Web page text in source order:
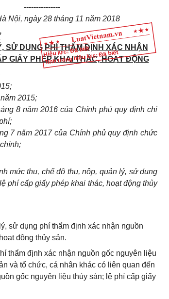
Hiệu lực: Đã biết
Tình trạng hiệu lực: Đã biết
---------------
Nội, ngày 28 tháng 11 năm 2018
SỬ DỤNG PHÍ THẨM ĐỊNH XÁC NHẬN
GIẤY PHÉP KHAI THÁC, HOẠT ĐỘNG
2015;
8 năm 2016 của Chính phủ quy định chi
7 năm 2017 của Chính phủ quy định chức
mức thu, chế độ thu, nộp, quản lý, sử dụng
phí cấp giấy phép khai thác, hoạt động thủy
sử dụng phí thẩm định xác nhận nguồn
động thủy sản.
thẩm định xác nhận nguồn gốc nguyên liệu
và tổ chức, cá nhân khác có liên quan đến
gốc nguyên liệu thủy sản; lệ phí cấp giấy